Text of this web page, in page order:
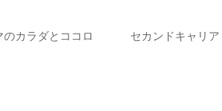
のカラダとココロ セカンドキャリア